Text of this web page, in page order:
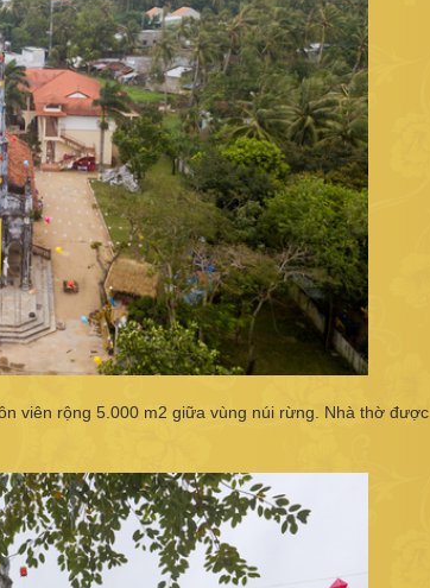
viên rộng 5.000 m2 giữa vùng núi rừng. Nhà thờ được